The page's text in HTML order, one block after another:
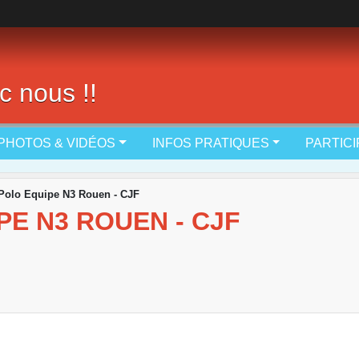
nous !!
& VIDÉOS INFOS PRATIQUES
Equipe N3 Rouen - CJF
N3 ROUEN - CJF